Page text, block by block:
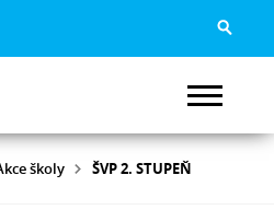
školy ŠVP 2. STUPEŇ